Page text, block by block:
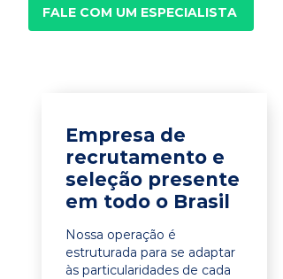
FALE COM UM ESPECIALISTA
Empresa de
recrutamento e
seleção presente
em todo o Brasil
Nossa operação é
estruturada para se adaptar
às particularidades de cada